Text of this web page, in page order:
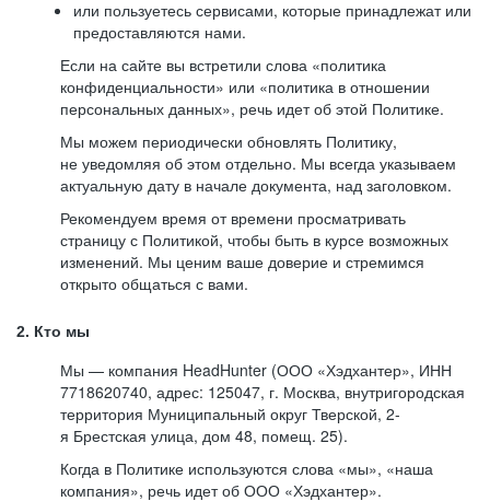
или пользуетесь сервисами, которые принадлежат или
предоставляются нами.
Если на сайте вы встретили слова «политика
конфиденциальности» или «политика в отношении
персональных данных», речь идет об этой Политике.
Мы можем периодически обновлять Политику,
не уведомляя об этом отдельно. Мы всегда указываем
актуальную дату в начале документа, над заголовком.
Рекомендуем время от времени просматривать
страницу с Политикой, чтобы быть в курсе возможных
изменений. Мы ценим ваше доверие и стремимся
открыто общаться с вами.
2. Кто мы
Мы — компания HeadHunter (ООО «Хэдхантер», ИНН
7718620740, адрес: 125047, г. Москва, внутригородская
территория Муниципальный округ Тверской, 2-
я Брестская улица, дом 48, помещ. 25).
Когда в Политике используются слова «мы», «наша
компания», речь идет об ООО «Хэдхантер».